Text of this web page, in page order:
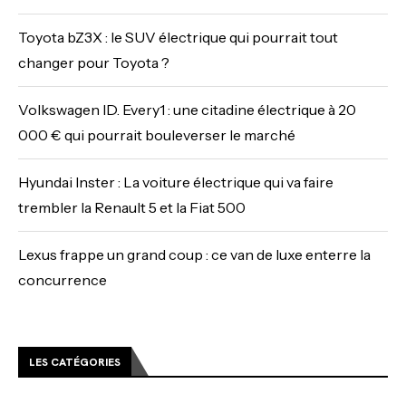
Toyota bZ3X : le SUV électrique qui pourrait tout
changer pour Toyota ?
Volkswagen ID. Every1 : une citadine électrique à 20
000 € qui pourrait bouleverser le marché
Hyundai Inster : La voiture électrique qui va faire
trembler la Renault 5 et la Fiat 500
Lexus frappe un grand coup : ce van de luxe enterre la
concurrence
LES CATÉGORIES